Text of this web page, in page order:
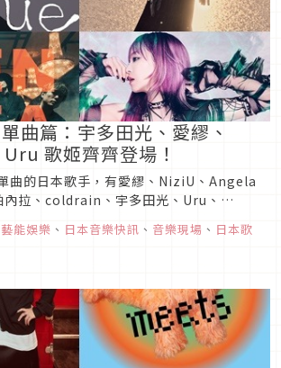
單曲篇：宇多田光、愛繆、
歌姬齊齊登場！
曲的日本歌手，有愛繆、NiziU、Angela
拉、coldrain、宇多田光、Uru、
Dog、ReoNa等多組音樂人。本篇將依
，趕快來...
藝能娛樂 、 日本音樂快訊 、 音樂現場 、 日本歌